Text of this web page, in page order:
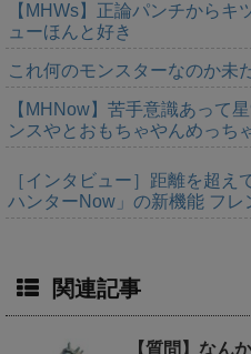
【MHWs】正論パンチから
ューほんと好き
これ何のモンスターなのか未
【MHNow】苦手意識あって
ンスやとおもちゃやんめっち
［インタビュー］距離を超
ハンターNow」の新機能 フレ
関連記事
【質問】なん